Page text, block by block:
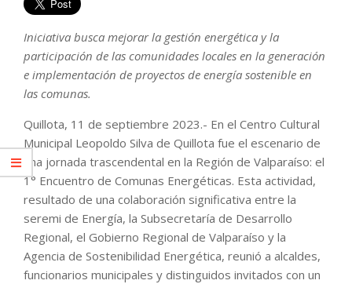
Iniciativa busca mejorar la gestión energética y la
participación de las comunidades locales en la generación
e implementación de proyectos de energía sostenible en
las comunas.
Quillota, 11 de septiembre 2023.- En el Centro Cultural
Municipal Leopoldo Silva de Quillota fue el escenario de
una jornada trascendental en la Región de Valparaíso: el
1° Encuentro de Comunas Energéticas. Esta actividad,
resultado de una colaboración significativa entre la
seremi de Energía, la Subsecretaría de Desarrollo
Regional, el Gobierno Regional de Valparaíso y la
Agencia de Sostenibilidad Energética, reunió a alcaldes,
funcionarios municipales y distinguidos invitados con un